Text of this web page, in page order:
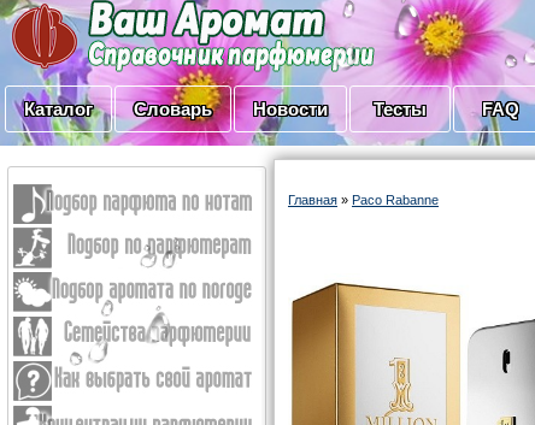
Каталог Словарь Новости Тесты FAQ
Главная » Paco Rabanne